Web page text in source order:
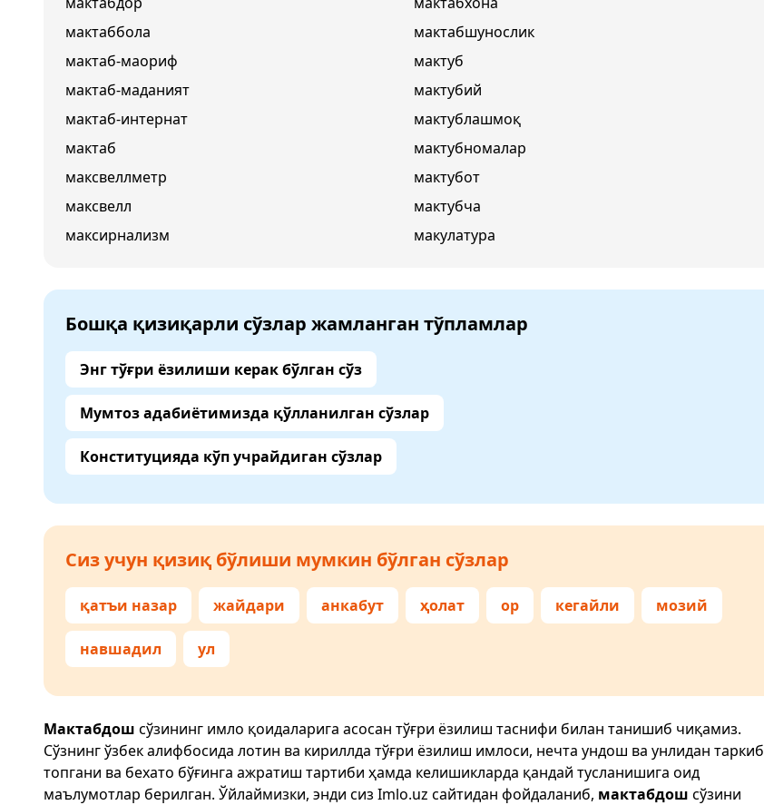
мактаббола
мактаб-маориф
мактаб-маданият
мактаб-интернат
мактаб
максвеллметр
максвелл
максирнализм
мактабшунослик
мактуб
мактубий
мактублашмоқ
мактубномалар
мактубот
мактубча
макулатура
Бошқа қизиқарли сўзлар жамланган тўпламлар
Энг тўғри ёзилиши керак бўлган сўз
Мумтоз адабиётимизда қўлланилган сўзлар
Конституцияда кўп учрайдиган сўзлар
Сиз учун қизиқ бўлиши мумкин бўлган сўзлар
қатъи назар жайдари анкабут ҳолат ор кегайли мозий
навшадил ул
Мактабдош сўзининг имло қоидаларига асосан тўғри ёзилиш таснифи билан танишиб чиқамиз.
Сўзнинг ўзбек алифбосида лотин ва кириллда тўғри ёзилиш имлоси, нечта ундош ва унлидан таркиб
топгани ва бехато бўғинга ажратиш тартиби ҳамда келишикларда қандай тусланишига оид
маълумотлар берилган. Ўйлаймизки, энди сиз Imlo.uz сайтидан фойдаланиб, мактабдош сўзини